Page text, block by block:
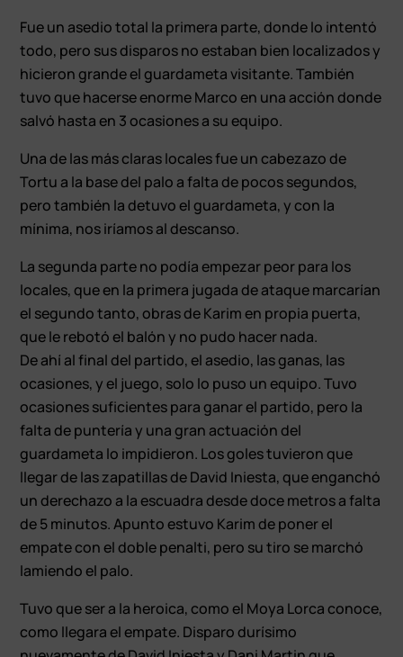
Fue un asedio total la primera parte, donde lo intentó
todo, pero sus disparos no estaban bien localizados y
hicieron grande el guardameta visitante. También
tuvo que hacerse enorme Marco en una acción donde
salvó hasta en 3 ocasiones a su equipo.
Una de las más claras locales fue un cabezazo de
Tortu a la base del palo a falta de pocos segundos,
pero también la detuvo el guardameta, y con la
mínima, nos iríamos al descanso.
La segunda parte no podía empezar peor para los
locales, que en la primera jugada de ataque marcarían
el segundo tanto, obras de Karim en propia puerta,
que le rebotó el balón y no pudo hacer nada.
De ahí al final del partido, el asedio, las ganas, las
ocasiones, y el juego, solo lo puso un equipo. Tuvo
ocasiones suficientes para ganar el partido, pero la
falta de puntería y una gran actuación del
guardameta lo impidieron. Los goles tuvieron que
llegar de las zapatillas de David Iniesta, que enganchó
un derechazo a la escuadra desde doce metros a falta
de 5 minutos. Apunto estuvo Karim de poner el
empate con el doble penalti, pero su tiro se marchó
lamiendo el palo.
Tuvo que ser a la heroica, como el Moya Lorca conoce,
como llegara el empate. Disparo durísimo